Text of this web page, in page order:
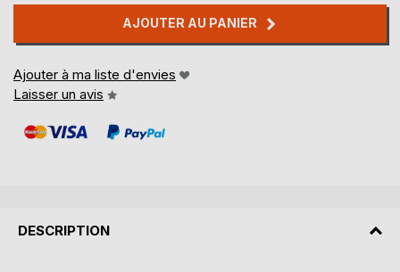
AJOUTER AU PANIER
Ajouter à ma liste d'envies
Laisser un avis
DESCRIPTION